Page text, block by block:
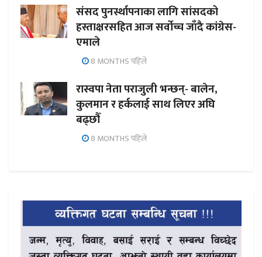
संसद पुनर्स्थापनाका लागि सांसदको
हस्ताक्षरसहित आज सर्वोच्च जाँदै कांग्रेस-
एमाले
8 MONTHS पहिले
रास्वपा नेता पराजुली भन्छन्- बालेन,
कुलमान र हर्कलाई साथ लिएर अघि
बढ्छौँ
8 MONTHS पहिले